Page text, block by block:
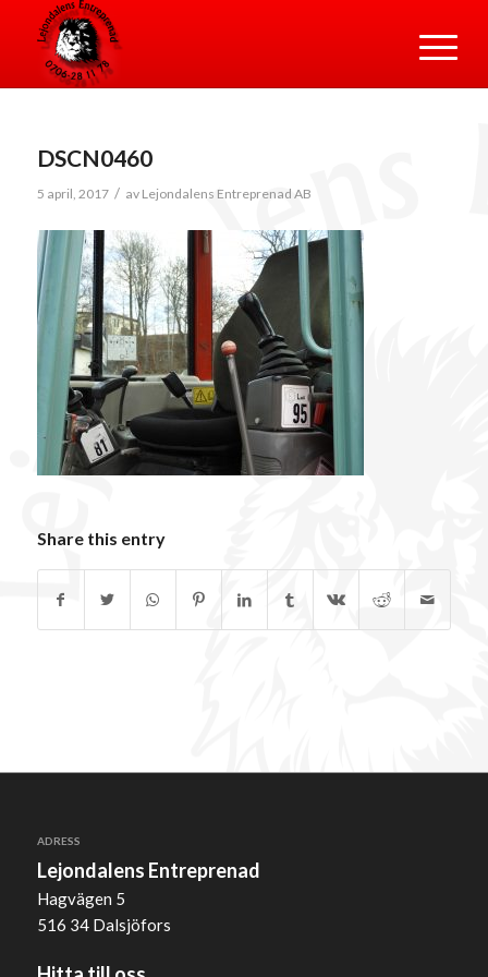
DSCN0460
5 april, 2017 / av Lejondalens Entreprenad AB
Share this entry
ADRESS
Lejondalens Entreprenad
Hagvägen 5
516 34 Dalsjöfors